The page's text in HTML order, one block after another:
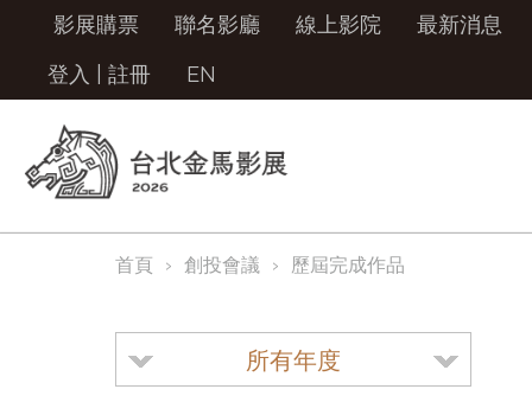
影展購票 聯名影廳 線上影院
最新消息
登入
註冊 EN
首頁 創投會議 歷屆完成作品
所有年度